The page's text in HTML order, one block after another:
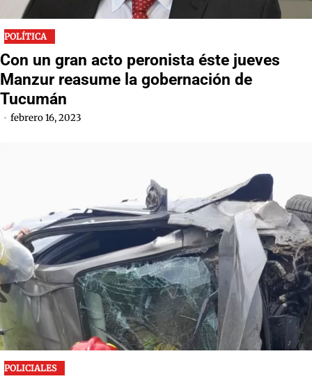
POLÍTICA
Con un gran acto peronista éste jueves
Manzur reasume la gobernación de
Tucumán
febrero 16, 2023
POLICIALES